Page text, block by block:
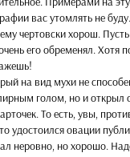
вас утомлять не буду.
чертовски хорош.
его обременял. Хотя
на вид мухи не
голом, но и открыл
То есть, увы,
удостоился овации
неровно, но хорошо.